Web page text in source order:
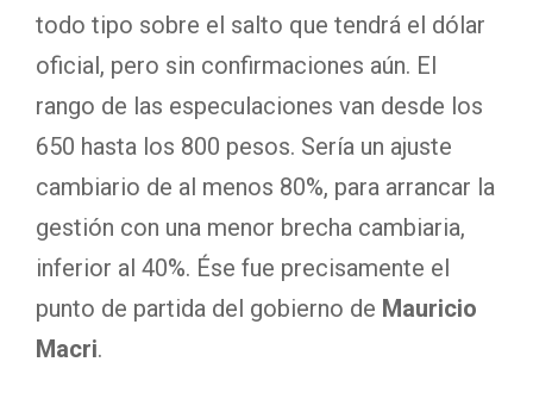
todo tipo sobre el salto que tendrá el dólar
oficial, pero sin confirmaciones aún. El
rango de las especulaciones van desde los
650 hasta los 800 pesos. Sería un ajuste
cambiario de al menos 80%, para arrancar la
gestión con una menor brecha cambiaria,
inferior al 40%. Ése fue precisamente el
punto de partida del gobierno de Mauricio
Macri.